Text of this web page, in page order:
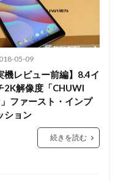
05-09
機レビュー前編】8.4イ
2K解像度「CHUWI
ファースト・インプ
ション
続きを読む